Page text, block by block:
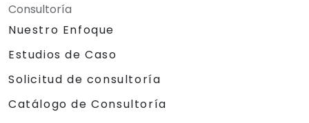
Consultoría
Nuestro Enfoque
Estudios de Caso
Solicitud de consultoría
Catálogo de Consultoría